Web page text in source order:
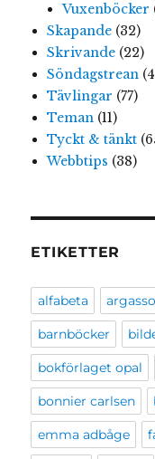
Vuxenböcker
Skapande(32)
Skrivande(22)
Söndagstrean
Tävlingar (77)
Teman(11)
Tyckt & tänkt
Webbtips (38)
ETIKETTER
alfabeta argasso
barnböcker
bokförlaget opal
bonnier carlsen
emma adbåge